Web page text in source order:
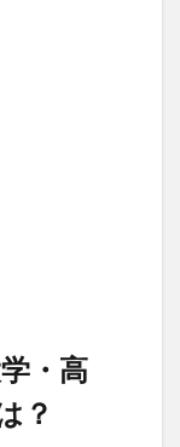
・高
？